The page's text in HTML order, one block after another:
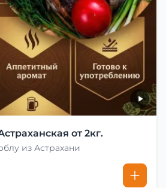
от 2кг.
из Астрахани